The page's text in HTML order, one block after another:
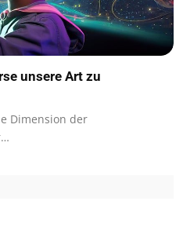
unsere Art zu
Dimension der